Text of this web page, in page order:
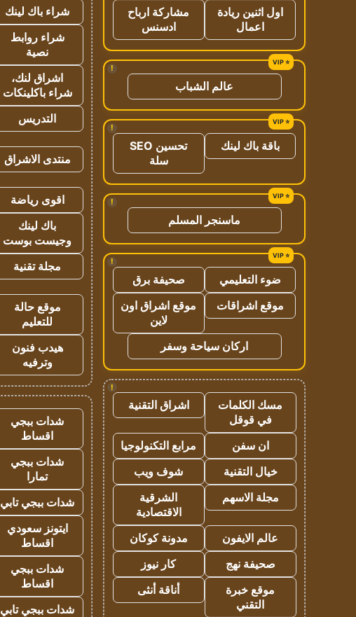
اول اثنين ريادة
اعمال
مشاركة ارباح
ادسنس
!
عالم الشباب
!
باقة باك لينك
تحسين SEO
سلة
!
ماسنجر المسلم
!
ضوء التعليمي
صحيفة برق
موقع اشراقات
موقع اشراق اون
لاين
اركان سياحة وسفر
!
مسك الكلمات
في قوقل
اشراق التقنية
ان سفن
مرابع التكنولوجيا
خيال التقنية
شوف ويب
مجلة الاسهم
الشرقية
الاقتصادية
عالم الايفون
مدونة كوكان
صحيفة نهج
كار نيوز
موقع خبرة
التقني
أناقة أنثى
شراء باك لينك
شراء روابط
نصية
اشراق لنك،
شراء باكلينكات
التدريس
منتدى الاشراق
اقوى رياضة
باك لينك
وجيست بوست
مجلة تقنية
موقع حالة
للتعليم
هيدب فنون
وترفيه
شدات ببجي
اقساط
شدات ببجي
تمارا
شدات ببجي تابي
ايتونز سعودي
اقساط
شدات ببجي
اقساط
شدات ببجي تابي